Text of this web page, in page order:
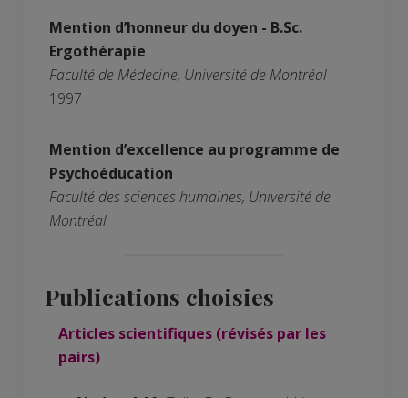
Mention d’honneur du doyen - B.Sc.
Ergothérapie
Faculté de Médecine, Université de Montréal
1997
Mention d’excellence au programme de
Psychoéducation
Faculté des sciences humaines, Université de
Montréal
Publications choisies
Articles scientifiques (révisés par les
pairs)